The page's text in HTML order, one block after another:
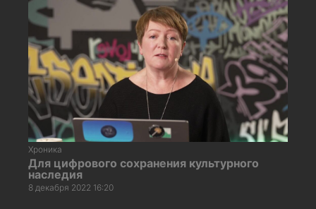
Хроника
Для цифрового сохранения культурного
наследия
8 декабря 2022 16:20